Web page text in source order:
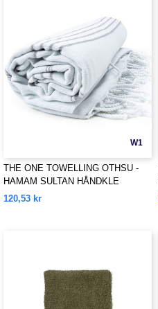
W1
THE ONE TOWELLING OTHSU -
HAMAM SULTAN HÅNDKLE
120,53 kr